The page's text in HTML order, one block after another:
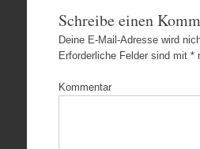
Schreibe einen
Deine E-Mail-Adresse wird
Erforderliche Felder sind mit *
Kommentar